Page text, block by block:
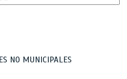
NO MUNICIPALES